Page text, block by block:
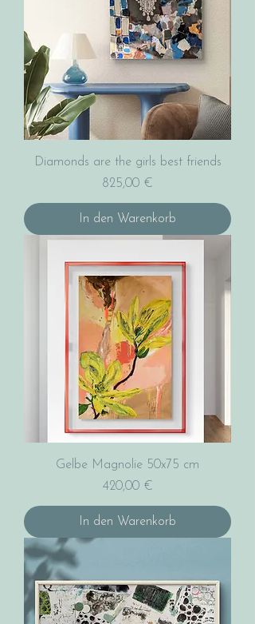
Diamonds are the girls best friends
Preis
825,00 €
In den Warenkorb
Gelbe Magnolie 50x75 cm
Preis
420,00 €
In den Warenkorb